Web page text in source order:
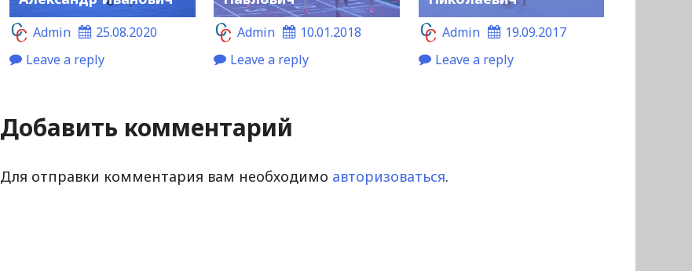
Admin
25.08.2020
Leave a reply
Admin
10.01.2018
Leave a reply
Admin
19.09.2017
Leave a reply
Добавить комментарий
Для отправки комментария вам необходимо авторизоваться.